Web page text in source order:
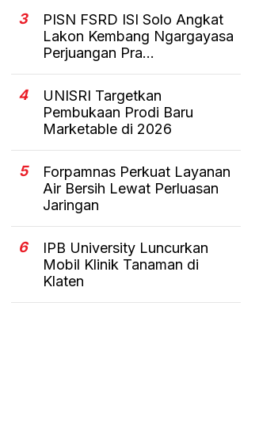
3
PISN FSRD ISI Solo Angkat
Lakon Kembang Ngargayasa
Perjuangan Pra...
4
UNISRI Targetkan
Pembukaan Prodi Baru
Marketable di 2026
5
Forpamnas Perkuat Layanan
Air Bersih Lewat Perluasan
Jaringan
6
IPB University Luncurkan
Mobil Klinik Tanaman di
Klaten